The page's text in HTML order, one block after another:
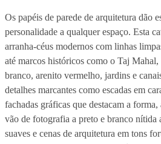
Os papéis de parede de arquitetura dão
personalidade a qualquer espaço. Esta
arranha-céus modernos com linhas
até marcos históricos como o Taj
branco, arenito vermelho, jardins e
detalhes marcantes como escadas em
fachadas gráficas que destacam a
vão de fotografia a preto e branco nítida
suaves e cenas de arquitetura em tons